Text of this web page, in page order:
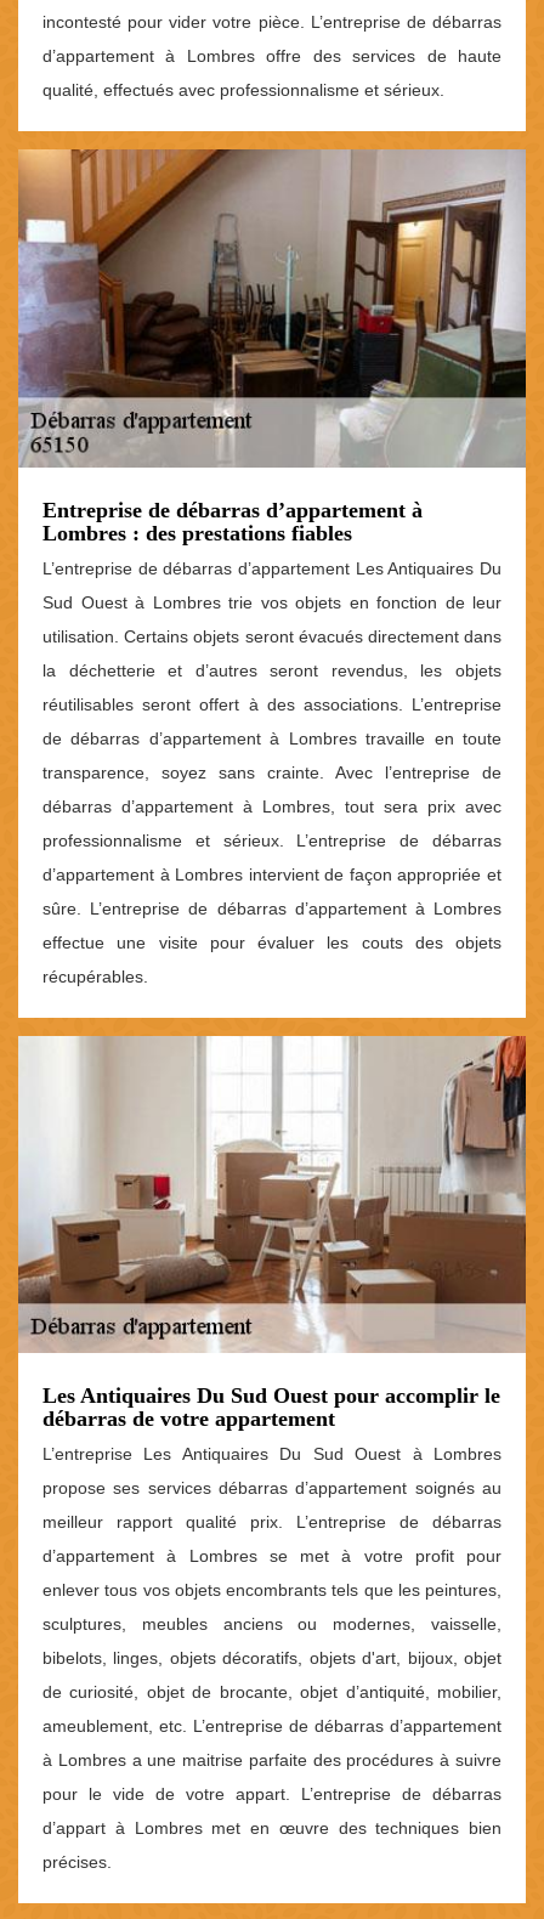
incontesté pour vider votre pièce. L’entreprise de débarras
d’appartement à Lombres offre des services de haute
qualité, effectués avec professionnalisme et sérieux.
Entreprise de débarras d’appartement à
Lombres : des prestations fiables
L’entreprise de débarras d’appartement Les Antiquaires Du
Sud Ouest à Lombres trie vos objets en fonction de leur
utilisation. Certains objets seront évacués directement dans
la déchetterie et d’autres seront revendus, les objets
réutilisables seront offert à des associations. L’entreprise
de débarras d’appartement à Lombres travaille en toute
transparence, soyez sans crainte. Avec l’entreprise de
débarras d’appartement à Lombres, tout sera prix avec
professionnalisme et sérieux. L’entreprise de débarras
d’appartement à Lombres intervient de façon appropriée et
sûre. L’entreprise de débarras d’appartement à Lombres
effectue une visite pour évaluer les couts des objets
récupérables.
Les Antiquaires Du Sud Ouest pour accomplir le
débarras de votre appartement
L’entreprise Les Antiquaires Du Sud Ouest à Lombres
propose ses services débarras d’appartement soignés au
meilleur rapport qualité prix. L’entreprise de débarras
d’appartement à Lombres se met à votre profit pour
enlever tous vos objets encombrants tels que les peintures,
sculptures, meubles anciens ou modernes, vaisselle,
bibelots, linges, objets décoratifs, objets d'art, bijoux, objet
de curiosité, objet de brocante, objet d’antiquité, mobilier,
ameublement, etc. L’entreprise de débarras d’appartement
à Lombres a une maitrise parfaite des procédures à suivre
pour le vide de votre appart. L’entreprise de débarras
d’appart à Lombres met en œuvre des techniques bien
précises.